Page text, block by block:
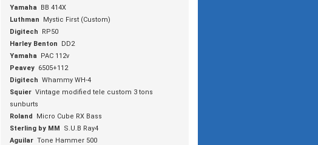
Yamaha
BB 414X
Luthman
Mystic First (Custom)
Digitech
RP50
Harley Benton
DD2
Yamaha
PAC 112v
Peavey 6505+112
Digitech Whammy WH-4
Squier Vintage modified tele custom 3 tons
sunburts
Roland
Micro Cube RX Bass
Sterling by MM
S.U.B Ray4
Aguilar Tone Hammer 500